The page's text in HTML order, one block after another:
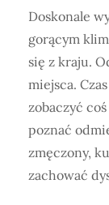
Doskonale
gorącym
się z kraju.
miejsca.
zobaczyć
poznać
zmęczony,
zachować